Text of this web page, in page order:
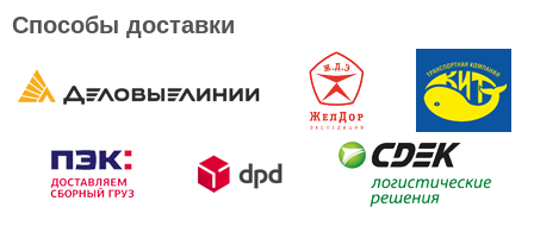
Способы доставки